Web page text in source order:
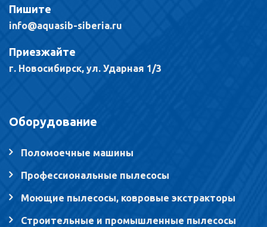
Пишите
info@aquasib-siberia.ru
Приезжайте
г. Новосибирск, ул. Ударная 1/3
Оборудование
Поломоечные машины
Профессиональные пылесосы
Моющие пылесосы, ковровые экстракторы
Строительные и промышленные пылесосы